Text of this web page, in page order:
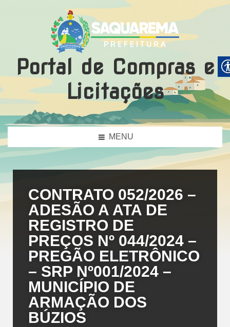
Portal de Compras e
Licitações
MENU
CONTRATO 052/2026 –
ADESÃO A ATA DE
REGISTRO DE
PREÇOS Nº 044/2024 –
PREGÃO ELETRÔNICO
– SRP Nº001/2024 –
MUNICÍPIO DE
ARMAÇÃO DOS
BÚZIOS